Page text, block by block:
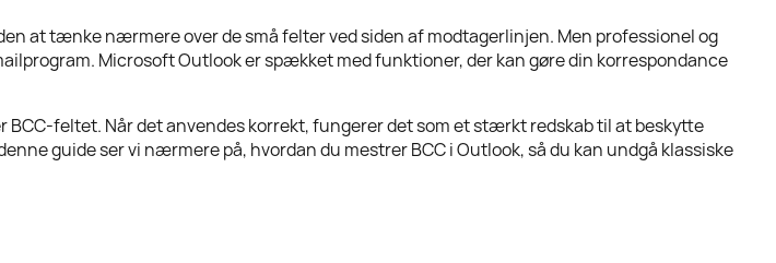
at tænke nærmere over de små felter ved siden af modtagerlinjen. Men professionel og
Microsoft Outlook er spækket med funktioner, der kan gøre din korrespondance
feltet. Når det anvendes korrekt, fungerer det som et stærkt redskab til at beskytte
guide ser vi nærmere på, hvordan du mestrer BCC i Outlook, så du kan undgå klassiske